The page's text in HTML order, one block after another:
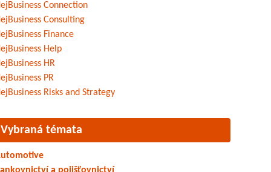
Connection
Consulting
Finance
Help
HR
PR
Risks and Strategy
Vybraná témata